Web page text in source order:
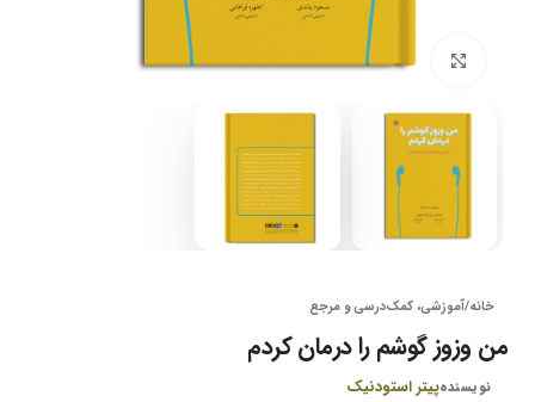
برای بزرگنمایی کلیک کنید
خانه/آموزشی، کمک‌درسی و مرجع
من وزوز گوشم را درمان کردم
نویسندهپیتر استودنیک